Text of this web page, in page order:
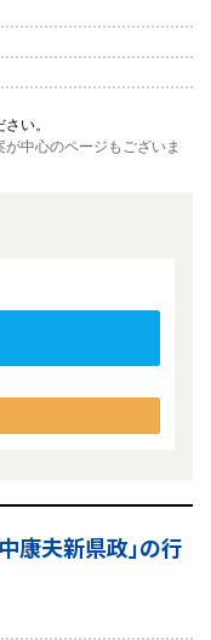
い。
が中心のページもございま
夫新県政」の行